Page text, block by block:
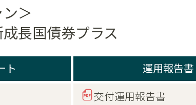
＞
長国債券プラス
ト 運用報告書
交付運用報告書